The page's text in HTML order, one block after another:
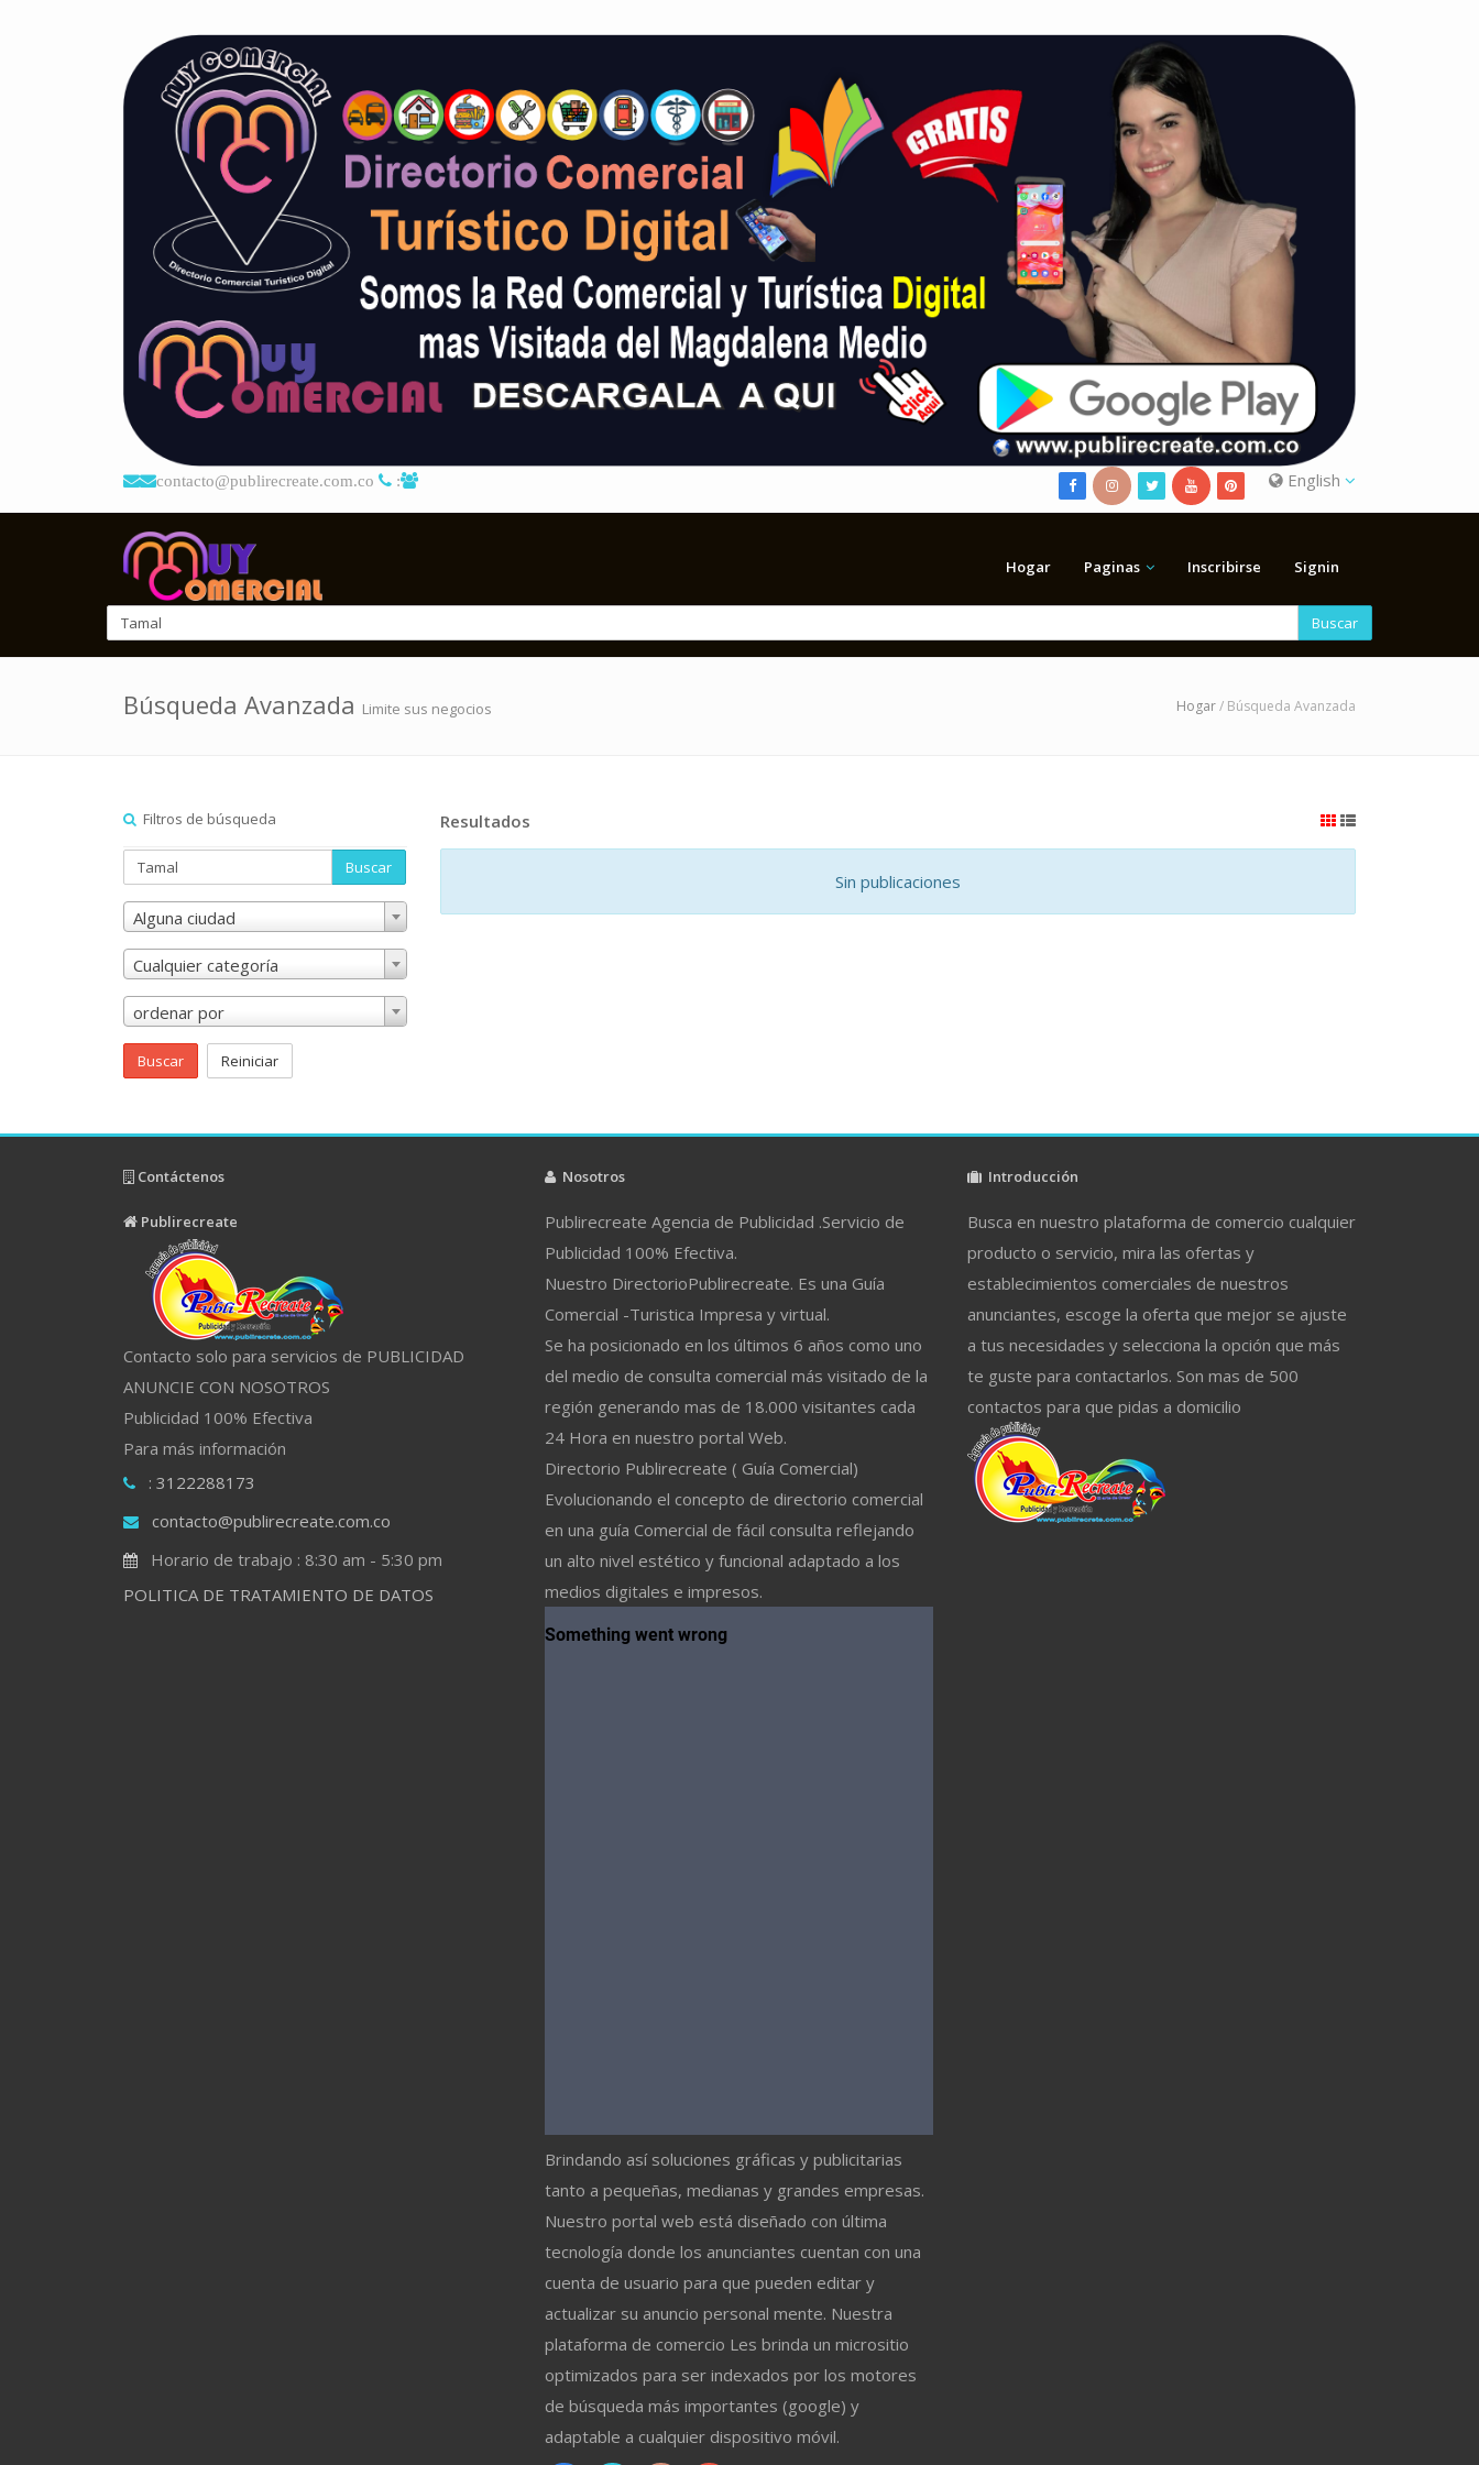
contacto@publirecreate.com.co : English
Hogar Paginas Inscribirse Signin
Buscar
Búsqueda Avanzada Limite sus negocios Hogar/ Búsqueda Avanzada
Filtros de búsqueda
Buscar
Alguna ciudad
Cualquier categoría
ordenar por
Buscar Reiniciar
Resultados
Sin publicaciones
Contáctenos
Publirecreate
Contacto solo para servicios de PUBLICIDAD
ANUNCIE CON NOSOTROS
Publicidad 100% Efectiva
Para más información
: 3122288173
contacto@publirecreate.com.co
Horario de trabajo : 8:30 am - 5:30 pm
POLITICA DE TRATAMIENTO DE DATOS
Nosotros
Publirecreate Agencia de Publicidad .Servicio de
Publicidad 100% Efectiva.
Nuestro DirectorioPublirecreate. Es una Guía
Comercial -Turistica Impresa y virtual.
Se ha posicionado en los últimos 6 años como uno
del medio de consulta comercial más visitado de la
región generando mas de 18.000 visitantes cada
24 Hora en nuestro portal Web.
Directorio Publirecreate ( Guía Comercial)
Evolucionando el concepto de directorio comercial
en una guía Comercial de fácil consulta reflejando
un alto nivel estético y funcional adaptado a los
medios digitales e impresos.
Brindando así soluciones gráficas y publicitarias
tanto a pequeñas, medianas y grandes empresas.
Nuestro portal web está diseñado con última
tecnología donde los anunciantes cuentan con una
cuenta de usuario para que pueden editar y
actualizar su anuncio personal mente. Nuestra
plataforma de comercio Les brinda un micrositio
optimizados para ser indexados por los motores
de búsqueda más importantes (google) y
adaptable a cualquier dispositivo móvil.
Introducción
Busca en nuestro plataforma de comercio cualquier
producto o servicio, mira las ofertas y
establecimientos comerciales de nuestros
anunciantes, escoge la oferta que mejor se ajuste
a tus necesidades y selecciona la opción que más
te guste para contactarlos. Son mas de 500
contactos para que pidas a domicilio